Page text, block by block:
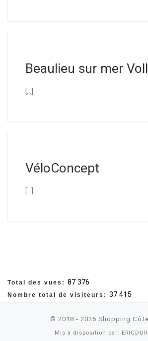
Beaulieu sur mer
VéloConcept
[…]
Total des vues: 87 376
Nombre total de visiteurs: 37 415
© 2018 - 2026 Shopping
Mis à disposition par: